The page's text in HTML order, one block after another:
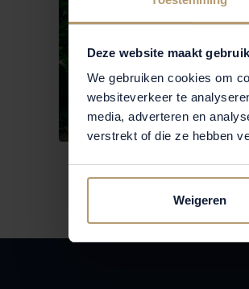
Deze website maakt
We gebruiken cookies om
websiteverkeer te
media, adverteren en
verstrekt of die ze hebben
Weigeren